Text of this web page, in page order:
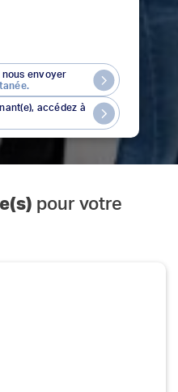
nous envoyer
accédez à
pour votre